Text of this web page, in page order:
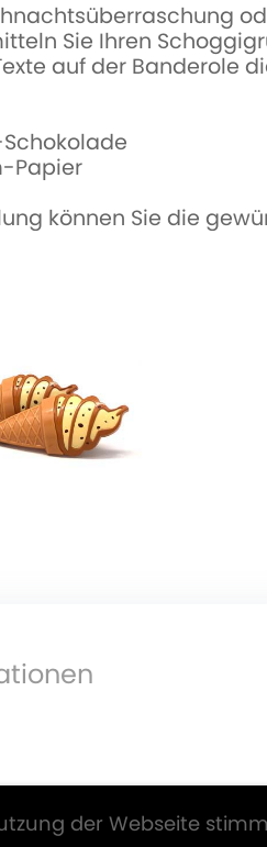
Sie Ihren
auf der Banderole
Papier
können Sie die
der Webseite